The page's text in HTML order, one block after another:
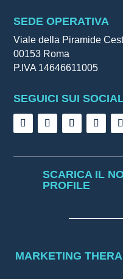
SEDE OPERATIVA
Viale della Piramide
00153 Roma
P.IVA 14646611005
SEGUICI SUI
SCARICA IL
PROFILE
MARKETING